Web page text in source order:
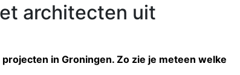
architecten uit
in Groningen. Zo zie je meteen welke